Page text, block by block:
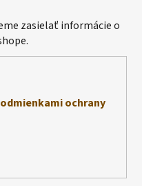
zasielať informácie o
ochrany